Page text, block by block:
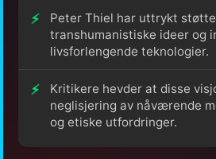
Peter Thiel har uttrykt
transhumanistiske ideer og
livsforlengende teknologier.
Kritikere hevder at disse
neglisjering av nåværende
og etiske utfordringer.